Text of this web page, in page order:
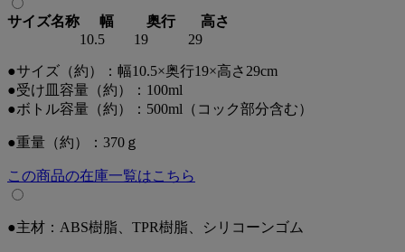
〈床で使う専用の吸水スタンド「Nウォータースタンド」は
こちら♪〉
Nウォータースタンド⇒
〈ボトルなしもございます。「ラクリア 給水器ボトル付」
はこちら♪〉
ラクリア 給水器ボトル付⇒
サイズ名称 幅 奥行
高さ
10.5
19 29
●サイズ（約）：幅10.5×奥行19×高さ29cm
●受け皿容量（約）：100ml
●ボトル容量（約）：500ml（コック部分含む）
●重量（約）：370ｇ
この商品の在庫一覧はこちら
●主材：ABS樹脂、TPR樹脂、シリコーンゴム